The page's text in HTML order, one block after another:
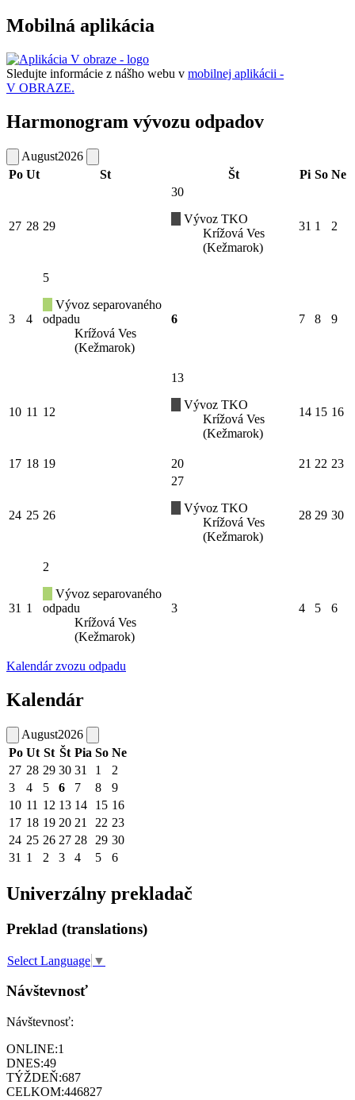
Mobilná aplikácia
Sledujte informácie z nášho webu v mobilnej aplikácii -
V OBRAZE.
Harmonogram vývozu odpadov
August2026
Po Ut St Št Pi So Ne
27 28 29
30
Vývoz TKO
Krížová Ves
(Kežmarok)
31 1 2
3 4
5
Vývoz separovaného
odpadu
Krížová Ves
(Kežmarok)
6 7 8 9
10 11 12
13
Vývoz TKO
Krížová Ves
(Kežmarok)
14 15 16
17 18 19 20 21 22 23
24 25 26
27
Vývoz TKO
Krížová Ves
(Kežmarok)
28 29 30
31 1
2
Vývoz separovaného
odpadu
Krížová Ves
(Kežmarok)
3 4 5 6
Kalendár zvozu odpadu
Kalendár
August2026
Po Ut St Št Pia So Ne
27 28 29 30 31 1
2
3
4 5 6 7 8
9
10 11 12 13 14 15 16
17 18 19 20 21 22 23
24 25 26 27 28 29 30
31 1 2 3 4 5 6
Univerzálny prekladač
Preklad (translations)
Select Language ▼
Návštevnosť
Návštevnosť:
ONLINE:1
DNES:49
TÝŽDEŇ:687
CELKOM:446827